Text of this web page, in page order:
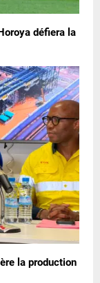
défiera la
la production